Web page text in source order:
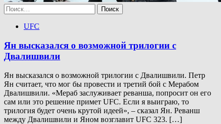
Найти:
UFC
Ян высказался о возможной трилогии с
Двалишвили
Ян высказался о возможной трилогии с Двалишвили. Петр
Ян считает, что мог бы провести и третий бой с Мерабом
Двалишвили. «Мераб заслуживает реванша, попросит он его
сам или это решение примет UFC. Если я выиграю, то
трилогия будет очень крутой идеей», – сказал Ян. Реванш
между Двалишвили и Яном возглавит UFC 323. […]